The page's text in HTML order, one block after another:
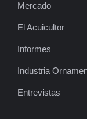
Mercado
El Acuicultor
Informes
Industria
Entrevistas